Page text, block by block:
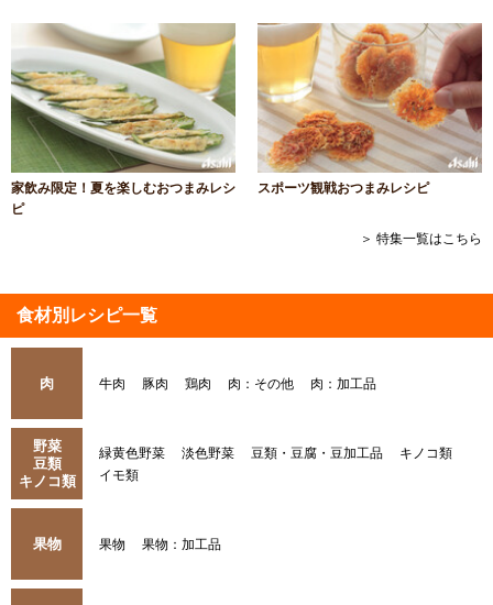
家飲み限定！夏を楽しむおつまみレシ
ピ
スポーツ観戦おつまみレシピ
＞ 特集一覧はこちら
食材別レシピ一覧
肉 牛肉 豚肉 鶏肉 肉：その他 肉：加工品
野菜
豆類
キノコ類
緑黄色野菜 淡色野菜 豆類・豆腐・豆加工品
キノコ類
イモ類
果物 果物 果物：加工品